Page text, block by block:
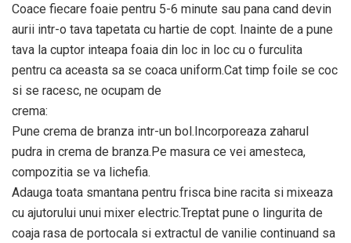
Coace fiecare foaie pentru 5-6 minute sau pana cand devin
aurii intr-o tava tapetata cu hartie de copt. Inainte de a pune
tava la cuptor inteapa foaia din loc in loc cu o furculita
pentru ca aceasta sa se coaca uniform.Cat timp foile se coc
si se racesc, ne ocupam de
crema:
Pune crema de branza intr-un bol.Incorporeaza zaharul
pudra in crema de branza.Pe masura ce vei amesteca,
compozitia se va lichefia.
Adauga toata smantana pentru frisca bine racita si mixeaza
cu ajutorului unui mixer electric.Treptat pune o lingurita de
coaja rasa de portocala si extractul de vanilie continuand sa